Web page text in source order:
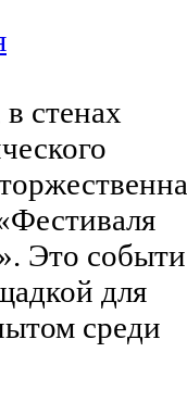
стенах
Это
для
среди